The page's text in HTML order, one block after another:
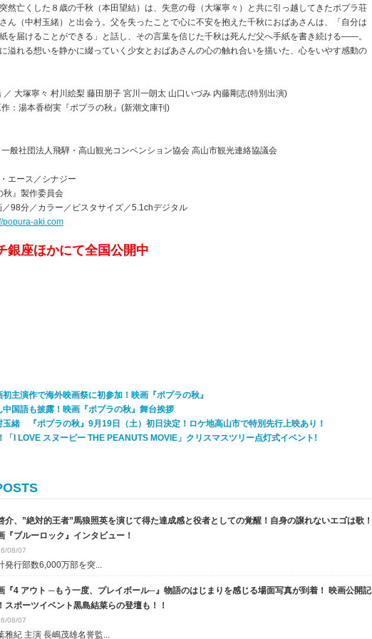
然亡くした８歳の千秋（本田望結）は、失意の母（大塚寧々）と共に引っ越してきたポプラ荘
ん（中村玉緒）と出会う。父を失ったことで心に不安を抱えた千秋におばあさんは、「自分は
を届けることができる」と話し、その言葉を信じた千秋は死んだ父へ手紙を書き続ける――。
溢れる想いを静かに綴っていく少女とおばあさんの心の触れ合いを描いた、心をいやす感動の
／ 大塚寧々 村川絵梨 藤田朋子 宮川一朗太 山口いづみ 内藤剛志(特別出演)
：湯本香樹実『ポプラの秋』(新潮文庫刊)
般社団法人飛騨・高山観光コンベンション協会 高山市観光連絡協議会
エース／シナジー
秋』製作委員会
98分／カラー／ビスタサイズ／5.1chデジタル
popura-aki.com
銀座ほかにて全国公開中
主演作で海外映画祭に初参加！映画『ポプラの秋』
中国語も披露！映画『ポプラの秋』舞台挨拶
緒 『ポプラの秋』9月19日（土）初日決定！ロケ地高山市で特別先行上映あり！
「I LOVE スヌーピー THE PEANUTS MOVIE」クリスマスツリー点灯式イベント!
介、”絶対的王者”馬狼照英を演じて得た達成感と役者としての覚醒！自身の譲れないエゴは歌！
『ブルーロック』インタビュー！
08/07
発行部数6,000万部を突...
『4 アウト ─もう一度、プレイボール─』物語のはじまりを感じる場面写真が到着！ 映画公開記
スポーツイベント黒島結菜らの登壇も！！
08/07
雅紀 主演 長嶋茂雄名誉監...